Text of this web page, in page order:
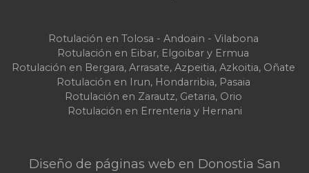
Rotulación en Tolosa - Andoain - Vilabona
Rotulación en Eibar, Elgoibar y Ermua
Rotulación en Bergara, Arrasate, Azpeitia, Azkoitia, Oñate
Rotulación en Irun, Hondarribia, Pasaia
Rotulación en Zarautz, Getaria, Orio
Rotulación en Errenteria y Hernani
Diseño de páginas web en Donostia San